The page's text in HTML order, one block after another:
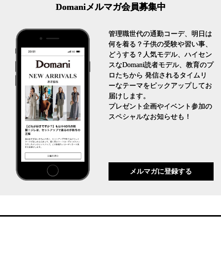
Domaniメルマガ会員募集中
管理職世代の通勤コーデ、明日は
何を着る？子供の受験や習い事、
どうする？人気モデル、ハイセン
スなDomani読者モデル、教育のプ
ロたちから 発信されるタイムリ
ーなテーマをピックアップしてお
届けします。
プレゼント企画やイベント参加の
スペシャルなお知らせも！
メルマガに登録する